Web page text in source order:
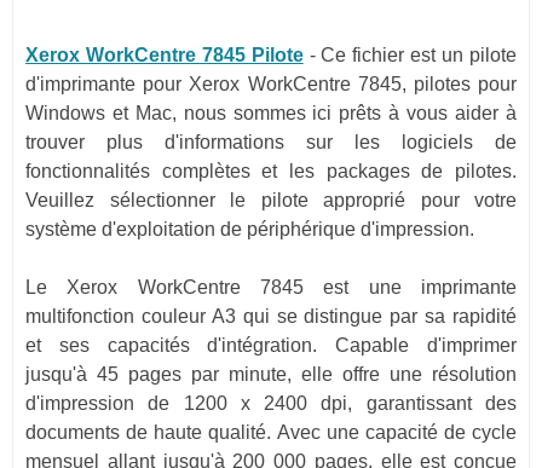
Xerox WorkCentre 7845 Pilote-Ce fichier est un pilote
d'imprimante pour Xerox WorkCentre 7845, pilotes pour
Windows et Mac, nous sommes ici prêts à vous aider à
trouver plus d'informations sur les logiciels de
fonctionnalités complètes et les packages de pilotes.
Veuillez sélectionner le pilote approprié pour votre
système d'exploitation de périphérique d'impression.
Le Xerox WorkCentre 7845 est une imprimante
multifonction couleur A3 qui se distingue par sa rapidité
et ses capacités d'intégration. Capable d'imprimer
jusqu'à 45 pages par minute, elle offre une résolution
d'impression de 1200 x 2400 dpi, garantissant des
documents de haute qualité. Avec une capacité de cycle
mensuel allant jusqu'à 200 000 pages, elle est conçue